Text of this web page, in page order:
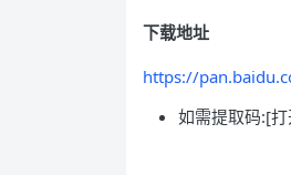
下载地址
https://
如需提取码:[